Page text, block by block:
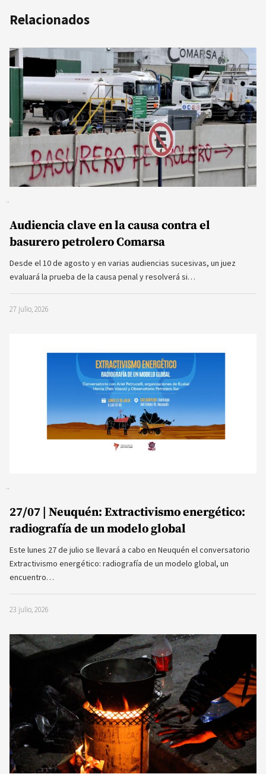
Relacionados
Audiencia clave en la causa contra el
basurero petrolero Comarsa
Desde el 10 de agosto y en varias audiencias sucesivas, un juez
evaluará la prueba de la causa penal y resolverá si…
27 julio, 2026
27/07 | Neuquén: Extractivismo energético:
radiografía de un modelo global
Este lunes 27 de julio se llevará a cabo en Neuquén el conversatorio
Extractivismo energético: radiografía de un modelo global, un
encuentro…
23 julio, 2026